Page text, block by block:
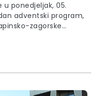
u ponedjeljak, 05.
adventski program,
zagorske